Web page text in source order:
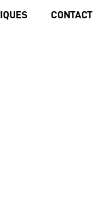
CONTACT